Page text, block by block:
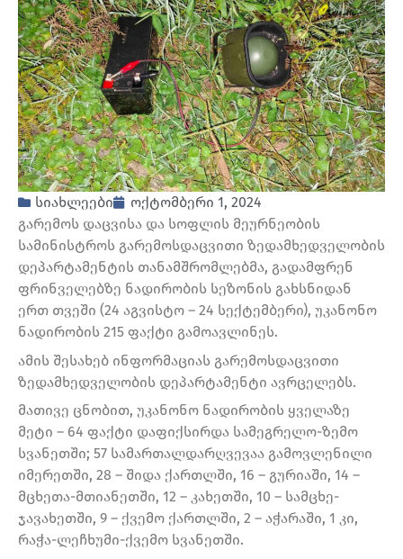
სიახლეები
ოქტომბერი 1, 2024
გარემოს დაცვისა და სოფლის მეურნეობის
სამინისტროს გარემოსდაცვითი ზედამხედველობის
დეპარტამენტის თანამშრომლებმა, გადამფრენ
ფრინველებზე ნადირობის სეზონის გახსნიდან
ერთ თვეში (24 აგვისტო – 24 სექტემბერი), უკანონო
ნადირობის 215 ფაქტი გამოავლინეს.
ამის შესახებ ინფორმაციას გარემოსდაცვითი
ზედამხედველობის დეპარტამენტი ავრცელებს.
მათივე ცნობით, უკანონო ნადირობის ყველაზე
მეტი – 64 ფაქტი დაფიქსირდა სამეგრელო-ზემო
სვანეთში; 57 სამართალდარღვევაა გამოვლენილი
იმერეთში, 28 – შიდა ქართლში, 16 – გურიაში, 14 –
მცხეთა-მთიანეთში, 12 – კახეთში, 10 – სამცხე-
ჯავახეთში, 9 – ქვემო ქართლში, 2 – აჭარაში, 1 კი,
რაჭა-ლეჩხუმი-ქვემო სვანეთში.